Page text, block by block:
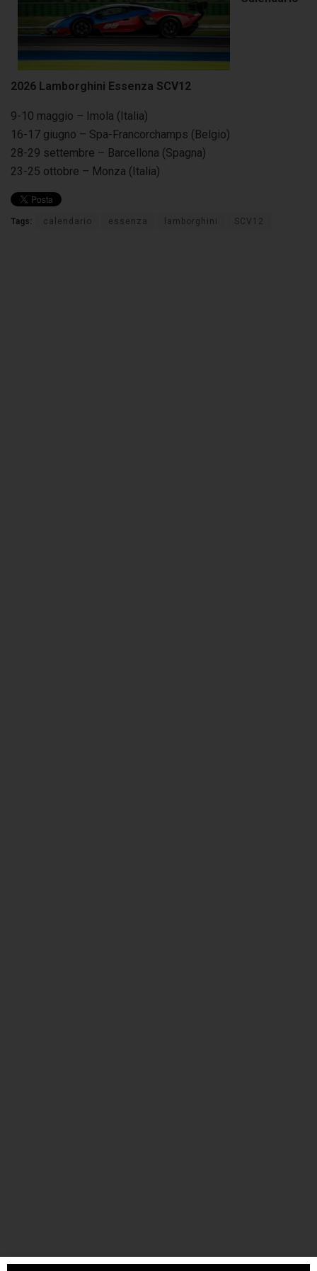
2026 Lamborghini Essenza SCV12
9-10 maggio – Imola (Italia)
16-17 giugno – Spa-Francorchamps (Belgio)
28-29 settembre – Barcellona (Spagna)
23-25 ottobre – Monza (Italia)
Tags: calendario essenza lamborghini SCV12